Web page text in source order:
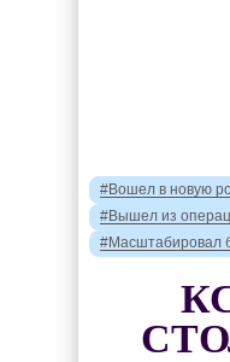
#Вошел в новую
#Вышел из
#Масштабировал